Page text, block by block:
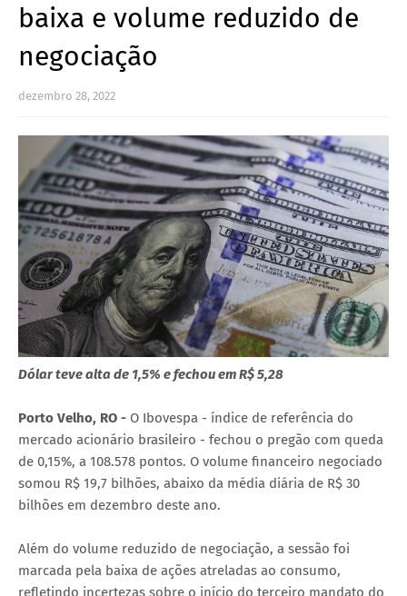
baixa e volume reduzido de
negociação
dezembro 28, 2022
Dólar teve alta de 1,5% e fechou em R$ 5,28
Porto Velho, RO - O Ibovespa - índice de referência do
mercado acionário brasileiro - fechou o pregão com queda
de 0,15%, a 108.578 pontos. O volume financeiro negociado
somou R$ 19,7 bilhões, abaixo da média diária de R$ 30
bilhões em dezembro deste ano.
Além do volume reduzido de negociação, a sessão foi
marcada pela baixa de ações atreladas ao consumo,
refletindo incertezas sobre o início do terceiro mandato do